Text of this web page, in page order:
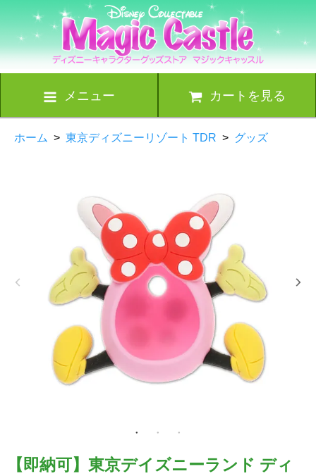
メニュー カートを見る
ホーム > 東京ディズニーリゾート TDR > グッズ
【即納可】東京デイズニーランド ディ